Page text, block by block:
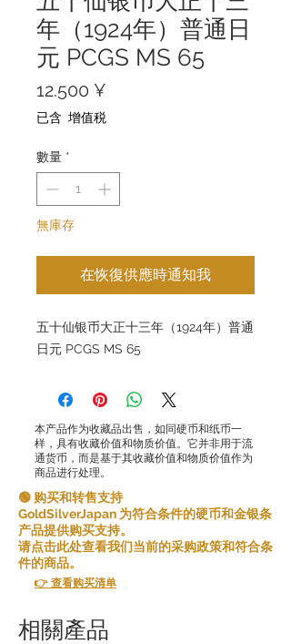
年（1924年）普通日
元 PCGS MS 65
12.500 ¥
已含 增值税
數量 *
無庫存
在恢復供應時通知我
五十仙银币大正十三年（1924年）普通
日元 PCGS MS 65
本产品作为收藏品出售，如同硬币和纸币一
样，具有收藏价值和物质价值。它并非用于流
通货币，而是基于其收藏价值和物质价值作为
商品进行处理。
🟢 购买和转售支持
GoldSilverJapan 为符合条件的硬币和金银条
产品提供购买支持。
请点击此处查看我们当前的采购政策和符合条
件的商品。
👉 查看购买清单
相關產品